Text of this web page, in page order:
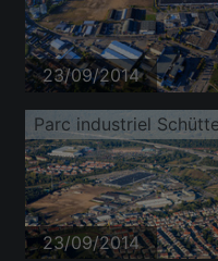
23/09/2014
Parc industriel
23/09/2014